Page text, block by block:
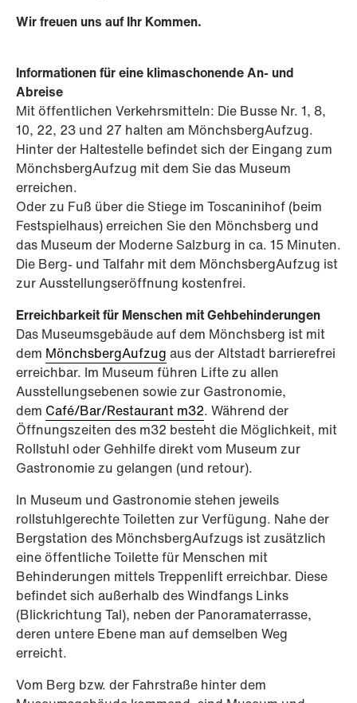
Wir freuen uns auf Ihr Kommen.
Informationen für eine klimaschonende An- und
Abreise
Mit öffentlichen Verkehrsmitteln: Die Busse Nr. 1, 8,
10, 22, 23 und 27 halten am MönchsbergAufzug.
Hinter der Haltestelle befindet sich der Eingang zum
MönchsbergAufzug mit dem Sie das Museum
erreichen.
Oder zu Fuß über die Stiege im Toscaninihof (beim
Festspielhaus) erreichen Sie den Mönchsberg und
das Museum der Moderne Salzburg in ca. 15 Minuten.
Die Berg- und Talfahr mit dem MönchsbergAufzug ist
zur Ausstellungseröffnung kostenfrei.
Erreichbarkeit für Menschen mit Gehbehinderungen
Das Museumsgebäude auf dem Mönchsberg ist mit
dem MönchsbergAufzug aus der Altstadt barrierefrei
erreichbar. Im Museum führen Lifte zu allen
Ausstellungsebenen sowie zur Gastronomie,
dem Café/Bar/Restaurant m32. Während der
Öffnungszeiten des m32 besteht die Möglichkeit, mit
Rollstuhl oder Gehhilfe direkt vom Museum zur
Gastronomie zu gelangen (und retour).
In Museum und Gastronomie stehen jeweils
rollstuhlgerechte Toiletten zur Verfügung. Nahe der
Bergstation des MönchsbergAufzugs ist zusätzlich
eine öffentliche Toilette für Menschen mit
Behinderungen mittels Treppenlift erreichbar. Diese
befindet sich außerhalb des Windfangs Links
(Blickrichtung Tal), neben der Panoramaterrasse,
deren untere Ebene man auf demselben Weg
erreicht.
Vom Berg bzw. der Fahrstraße hinter dem